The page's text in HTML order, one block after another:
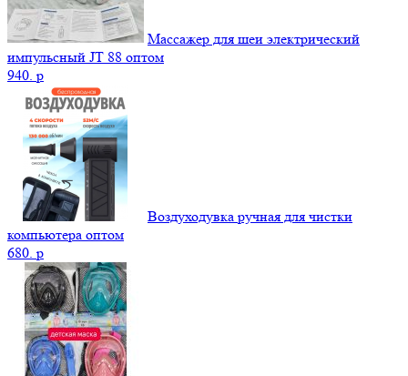
Массажер для шеи электрический
импульсный JT 88 оптом
940. p
Воздуходувка ручная для чистки
компьютера оптом
680. p